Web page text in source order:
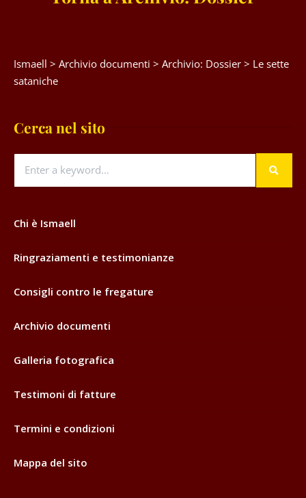
Ismaell > Archivio documenti > Archivio: Dossier > Le sette
sataniche
Cerca nel sito
Chi è Ismaell
Ringraziamenti e testimonianze
Consigli contro le fregature
Archivio documenti
Galleria fotografica
Testimoni di fatture
Termini e condizioni
Mappa del sito